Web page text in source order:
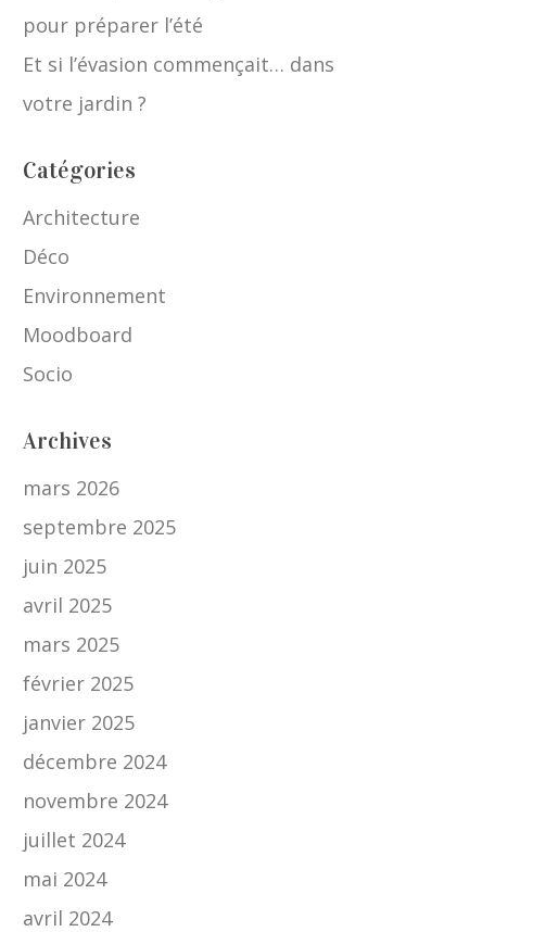
pour préparer l’été
Et si l’évasion commençait… dans
votre jardin ?
Catégories
Architecture
Déco
Environnement
Moodboard
Socio
Archives
mars 2026
septembre 2025
juin 2025
avril 2025
mars 2025
février 2025
janvier 2025
décembre 2024
novembre 2024
juillet 2024
mai 2024
avril 2024